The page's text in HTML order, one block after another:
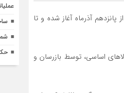
آذرماه آغاز شده و تا
اساسی، توسط بازرسان و
شماره 618